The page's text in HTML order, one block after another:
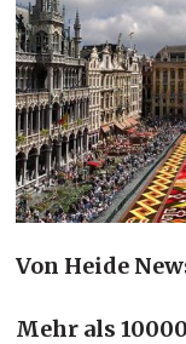
Von Heide
Mehr als